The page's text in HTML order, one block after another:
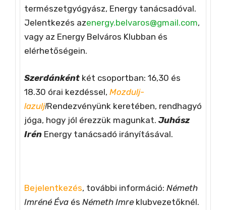
természetgyógyász, Energy tanácsadóval.
Jelentkezés azenergy.belvaros@gmail.com,
vagy az Energy Belváros Klubban és
elérhetőségein.
Szerdánként két csoportban: 16,30 és
18.30 órai kezdéssel, Mozdulj-
lazulj!Rendezvényünk keretében, rendhagyó
jóga, hogy jól érezzük magunkat. Juhász
Irén Energy tanácsadó irányításával.
Bejelentkezés, további információ: Németh
Imréné Éva és Németh Imre klubvezetőknél.